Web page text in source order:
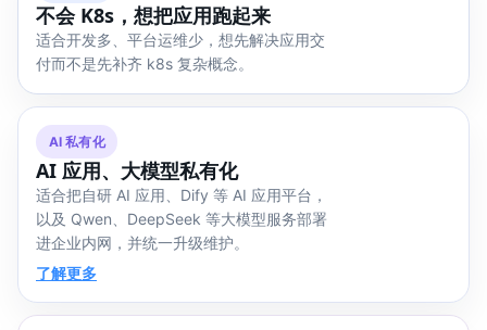
不会 K8s，想把应用跑起来
适合开发多、平台运维少，想先解决应用交
付而不是先补齐 k8s 复杂概念。
AI 私有化
AI 应用、大模型私有化
适合把自研 AI 应用、Dify 等 AI 应用平台，
以及 Qwen、DeepSeek 等大模型服务部署
进企业内网，并统一升级维护。
了解更多